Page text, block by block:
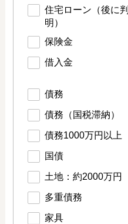
住宅ローン（後に判
明）
保険金
借入金
債務
債務（国税滞納）
債務1000万円以上
国債
土地：約2000万円
多重債務
家具